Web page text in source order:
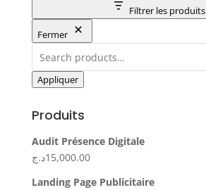
Filtrer les produits
Fermer
Appliquer
Produits
Audit Présence Digitale
15,000.00د.ج
Landing Page Publicitaire